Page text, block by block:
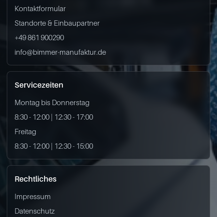
Kontaktformular
Standorte & Einbaupartner
+49 861 900290
info@bimmer-manufaktur.de
Servicezeiten
Montag bis Donnerstag
8:30 - 12:00 | 12:30 - 17:00
Freitag
8:30 - 12:00 | 12:30 - 15:00
Rechtliches
Impressum
Datenschutz